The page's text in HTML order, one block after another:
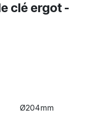
clé ergot -
Ø204mm